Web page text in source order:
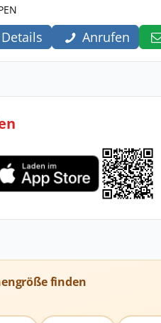
Anrufen
finden